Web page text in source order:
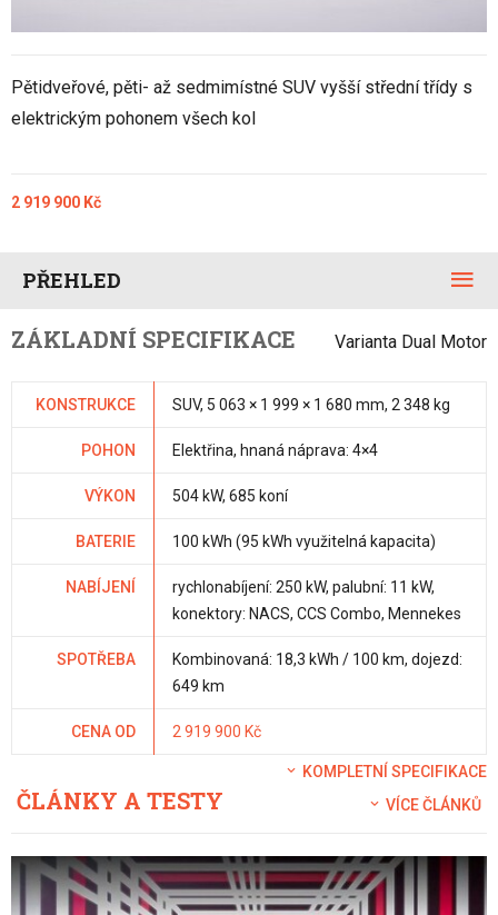
Pětidveřové, pěti- až sedmimístné SUV vyšší střední třídy s
elektrickým pohonem všech kol
2 919 900 Kč
PŘEHLED
ZÁKLADNÍ SPECIFIKACE Varianta Dual Motor
KONSTRUKCE SUV, 5 063 × 1 999 × 1 680 mm, 2 348 kg
POHON Elektřina, hnaná náprava: 4×4
VÝKON 504 kW, 685 koní
BATERIE 100 kWh (95 kWh využitelná kapacita)
NABÍJENÍ
rychlonabíjení: 250 kW, palubní: 11 kW,
konektory: NACS, CCS Combo, Mennekes
SPOTŘEBA
Kombinovaná: 18,3 kWh / 100 km, dojezd:
649 km
CENA OD 2 919 900 Kč
KOMPLETNÍ SPECIFIKACE
ČLÁNKY A TESTY VÍCE ČLÁNKŮ